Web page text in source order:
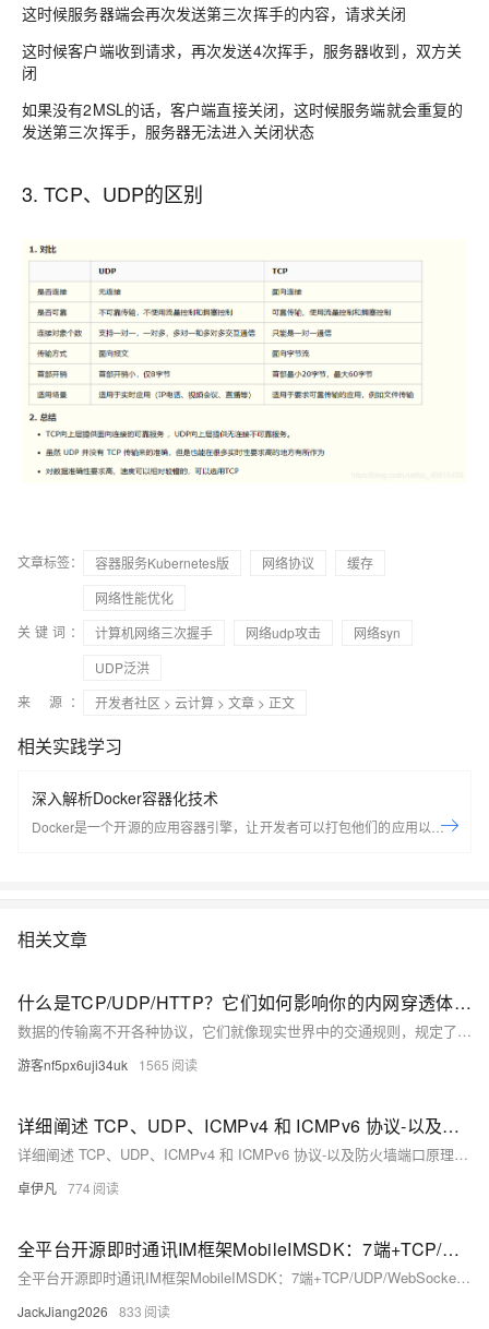
这时候服务器端会再次发送第三次挥手的内容，请求关闭
这时候客户端收到请求，再次发送4次挥手，服务器收到，双方关
闭
如果没有2MSL的话，客户端直接关闭，这时候服务端就会重复的
发送第三次挥手，服务器无法进入关闭状态
3. TCP、UDP的区别
文章标签： 容器服务Kubernetes版 网络协议
缓存
网络性能优化
关键词：
计算机网络三次握手 网络udp攻击
网络syn
UDP泛洪
来 源：
开发者社区 > 云计算 > 文章 > 正文
相关实践学习
深入解析Docker容器化技术
Docker是一个开源的应用容器引擎，让开发者可以打包他们的应用以及依
容器中并行运行和管理应用，获得更好的计算密度。企业利用Docker可以
Linux和Windows Server应用发布新功能。 在本套课程中，我们将全面的
开发的微服务应用。本课程由黑马程序员提供。 &nbsp; &nbsp; 相关的阿
里云产品：容器服务 ACK 容器服务 Kubernetes 版（简称 ACK）提供高
理。整合阿里云虚拟化、存储、网络和安全能力，打造云端最佳容器化应
用运行环境。 了解产品详情: https://www.aliyun.com/product/kubernetes
相关文章
什么是TCP/UDP/HTTP？它们如何影响你的内网穿透体验？
数据的传输离不开各种协议，它们就像现实世界中的交通规则，规定了数据如何打包、寻址、传输和接收。对于使用内网穿透的用户来说，理解TCP、UDP和HTTP这些基础协议的特点，能帮助你更好地理解其性能表现，并选择最适合的配置方案。
游客nf5px6uji34uk 1565
详细阐述 TCP、UDP、ICMPv4 和 ICMPv6 协议-以及防火墙端口原理优雅草卓伊凡
详细阐述 TCP、UDP、ICMPv4 和 ICMPv6 协议-以及防火墙端口原理优雅草卓伊凡
卓伊凡 774
全平台开源即时通讯IM框架MobileIMSDK：7端+TCP/UDP/WebSocket协议，鸿蒙NEXT端已发布，5.7K Stars
全平台开源即时通讯IM框架MobileIMSDK：7端+TCP/UDP/WebSocket协议，鸿蒙NEXT端已发布，5.7K Stars
JackJiang2026 833